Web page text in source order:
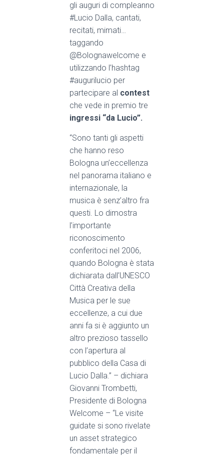
gli auguri di compleanno
#Lucio Dalla, cantati,
recitati, mimati…
taggando
@Bolognawelcome e
utilizzando l’hashtag
#augurilucio per
partecipare al contest
che vede in premio tre
ingressi “da Lucio”.
“Sono tanti gli aspetti
che hanno reso
Bologna un’eccellenza
nel panorama italiano e
internazionale, la
musica è senz’altro fra
questi. Lo dimostra
l’importante
riconoscimento
conferitoci nel 2006,
quando Bologna è stata
dichiarata dall’UNESCO
Città Creativa della
Musica per le sue
eccellenze, a cui due
anni fa si è aggiunto un
altro prezioso tassello
con l’apertura al
pubblico della Casa di
Lucio Dalla.” – dichiara
Giovanni Trombetti,
Presidente di Bologna
Welcome – “Le visite
guidate si sono rivelate
un asset strategico
fondamentale per il